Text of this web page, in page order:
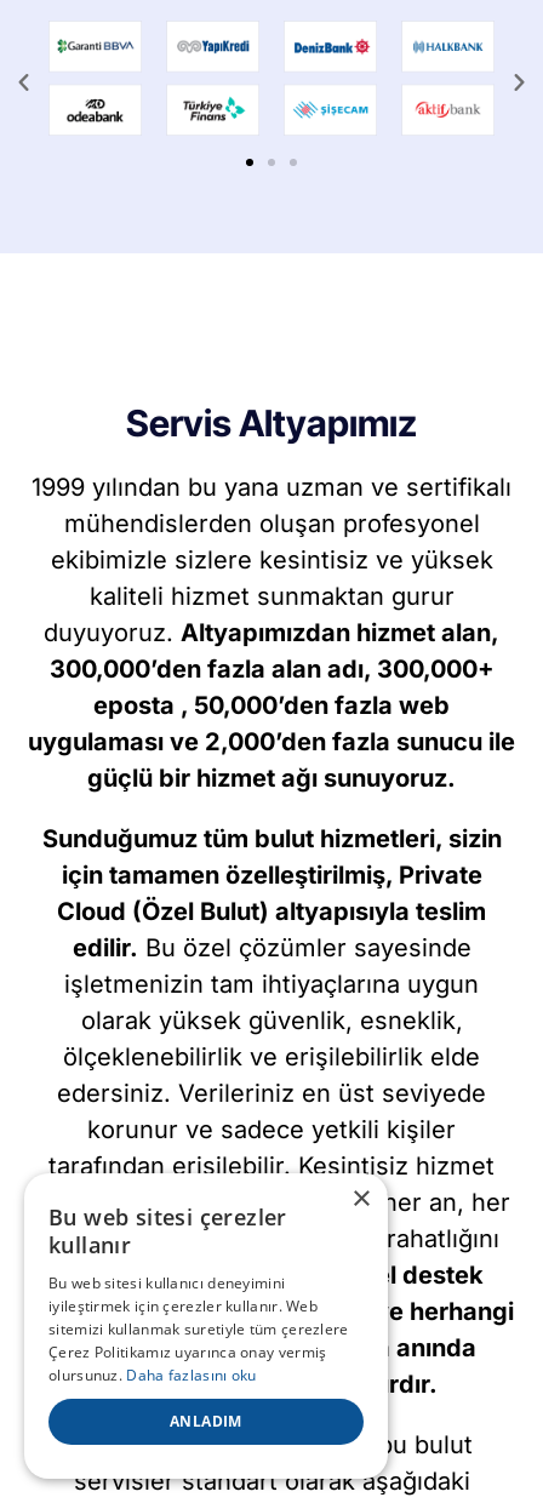
Servis Altyapımız
1999 yılından bu yana uzman ve sertifikalı
mühendislerden oluşan profesyonel
ekibimizle sizlere kesintisiz ve yüksek
kaliteli hizmet sunmaktan gurur
duyuyoruz. Altyapımızdan hizmet alan,
300,000’den fazla alan adı, 300,000+
eposta , 50,000’den fazla web
uygulaması ve 2,000’den fazla sunucu ile
güçlü bir hizmet ağı sunuyoruz.
Sunduğumuz tüm bulut hizmetleri, sizin
için tamamen özelleştirilmiş, Private
Cloud (Özel Bulut) altyapısıyla teslim
edilir. Bu özel çözümler sayesinde
işletmenizin tam ihtiyaçlarına uygun
olarak yüksek güvenlik, esneklik,
ölçeklenebilirlik ve erişilebilirlik elde
edersiniz. Verileriniz en üst seviyede
korunur ve sadece yetkili kişiler
tarafından erişilebilir. Kesintisiz hizmet
sunan yedekli sistemlerimizle her an, her
yerde işinizi sürdürebilmenin rahatlığını
yaşarsınız.7/24 profesyonel destek
ekibimiz ise her an yanınızda ve herhangi
bir sorunla karşılaştığınızda anında
yardımcı olmak için hazırdır.
Kurumunuza tahsis edilen bu bulut
servisler standart olarak aşağıdaki
×
Bu web sitesi çerezler
kullanır
Bu web sitesi kullanıcı deneyimini
iyileştirmek için çerezler kullanır. Web
sitemizi kullanmak suretiyle tüm çerezlere
Çerez Politikamız uyarınca onay vermiş
olursunuz. Daha fazlasını oku
ANLADIM